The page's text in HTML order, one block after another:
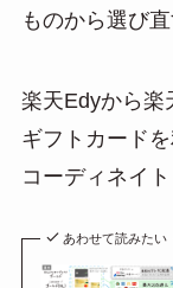
ものから選び
楽天Edyから楽
ギフトカード
コーディネイト
あわせて読みたい